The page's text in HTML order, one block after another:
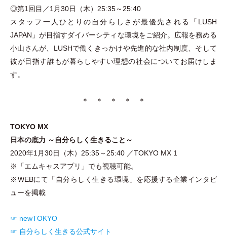
◎第1回目／1月30日 （木） 25:35～25:40
スタッフ一人ひとりの自分らしさが最優先される
「 LUSH
JAPAN 」が目指すダイバーシティな環境をご紹介。広報を務める
小山さんが、LUSHで働くきっかけや先進的な社内制度、そして
彼が目指す誰もが暮らしやすい理想の社会についてお届けしま
す。
＊ ＊ ＊ ＊ ＊
TOKYO MX
日本の底力 ～自分らしく生きること～
2020年1月30日
（木） 25:35～25:40 ／TOKYO MX 1
※
「エムキャスアプリ 」 でも視聴可能。
※WEBにて 「 自分らしく生きる環境 」 を応援する企業インタビ
ューを掲載
☞ newTOKYO
☞ 自分らしく生きる公式サイト